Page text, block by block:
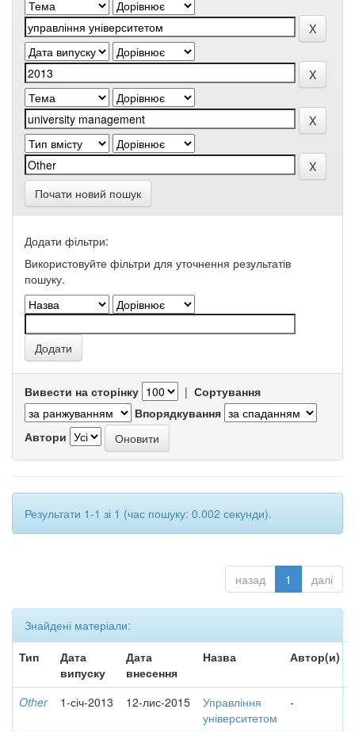
Почати новий пошук
Додати фільтри:
Використовуйте фільтри для уточнення результатів
пошуку.
Вивести на сторінку | Сортування
Впорядкування
Автори
Результати 1-1 зі 1 (час пошуку: 0.002 секунди).
назад 1 далі
Знайдені матеріали:
Тип
Дата
випуску
Дата
внесення
Назва Автор(и)
Other 1-січ-2013 12-лис-2015
Управління
університетом
-